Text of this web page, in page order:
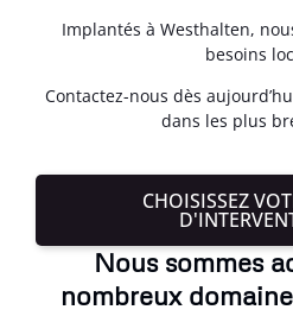
Implantés à Westhalten,
besoins
Contactez-nous dès
dans les plus
CHOISISSEZ
Nous sommes
nombreux